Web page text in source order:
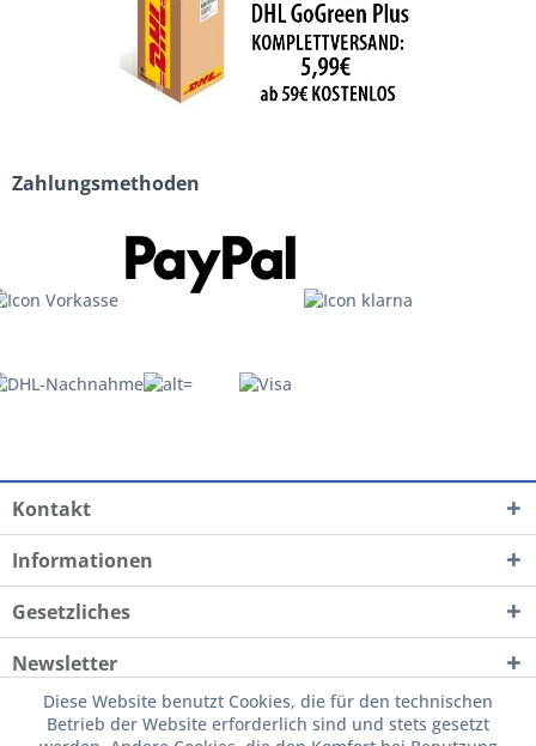
Zahlungsmethoden
Kontakt
Informationen
Gesetzliches
Newsletter
Diese Website benutzt Cookies, die für den technischen
Betrieb der Website erforderlich sind und stets gesetzt